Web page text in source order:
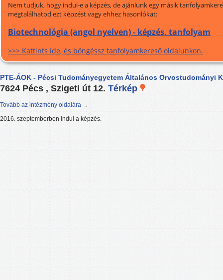
Nem tudjuk, hogy indul-e a képzés, de ajánlunk egy másik
megtalálhatod ezt képzést vagy ehhez hasonlókat:
Biotechnológia (angol nyelven) - képzés, tanfolyam
>>> Kattints ide, és böngéssz tanfolyamkereső oldalunkon.
PTE-ÁOK - Pécsi Tudományegyetem Általános Orvostudományi
7624 Pécs , Szigeti út 12. Térkép
Tovább az intézmény oldalára →
2016. szeptemberben indul a képzés.